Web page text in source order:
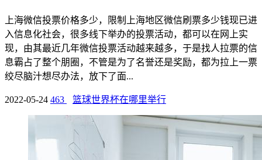
上海微信投票价格多少，限制上海地区微信刷票多少钱现已进
入信息化社会，很多线下举办的投票活动，都可以在网上实
现，由其最近几年微信投票活动越来越多，于是找人拉票的信
息霸占了整个朋圈，不管是为了名誉还是奖励，都为拉上一票
绞尽脑汁想尽办法，放下了面...
2022-05-24 463 篮球世界杯在哪里举行